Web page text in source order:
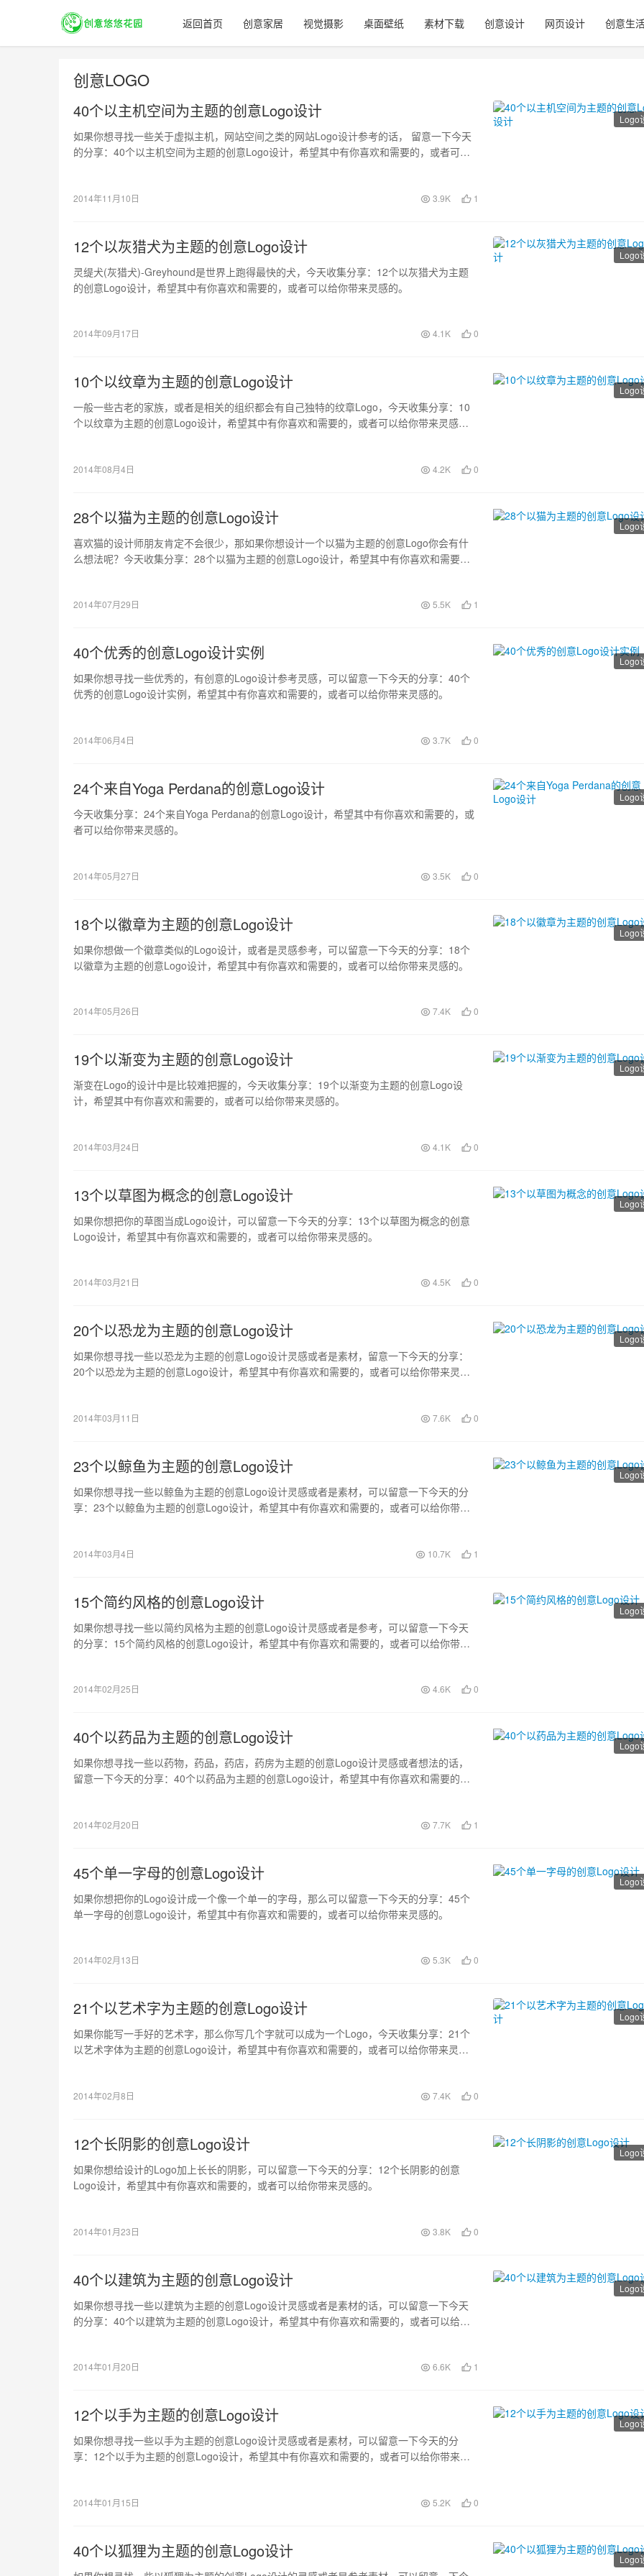
返回首页 创意家居 视觉摄影 桌面壁纸 素材下载 创意设计 网页设计 创意生
创意LOGO
Logo
40个以主机空间为主题的创意Logo设计
如果你想寻找一些关于虚拟主机，网站空间之类的网站Logo设计参考的话， 留意一下今天
的分享：40个以主机空间为主题的创意Logo设计，希望其中有你喜欢和需要的，或者可以
2014年11月10日 3.9K 1
Logo
12个以灰猎犬为主题的创意Logo设计
灵缇犬(灰猎犬)-Greyhound是世界上跑得最快的犬，今天收集分享：12个以灰猎犬为主题
的创意Logo设计，希望其中有你喜欢和需要的，或者可以给你带来灵感的。
2014年09月17日 4.1K 0
Logo
10个以纹章为主题的创意Logo设计
一般一些古老的家族，或者是相关的组织都会有自己独特的纹章Logo，今天收集分享：10
个以纹章为主题的创意Logo设计，希望其中有你喜欢和需要的，或者可以给你带来灵感
2014年08月4日 4.2K 0
Logo
28个以猫为主题的创意Logo设计
喜欢猫的设计师朋友肯定不会很少，那如果你想设计一个以猫为主题的创意Logo你会有什
么想法呢？今天收集分享：28个以猫为主题的创意Logo设计，希望其中有你喜欢和需要
2014年07月29日 5.5K 1
Logo
40个优秀的创意Logo设计实例
如果你想寻找一些优秀的，有创意的Logo设计参考灵感，可以留意一下今天的分享：40个
优秀的创意Logo设计实例，希望其中有你喜欢和需要的，或者可以给你带来灵感的。
2014年06月4日 3.7K 0
Logo
24个来自Yoga Perdana的创意Logo设计
今天收集分享：24个来自Yoga Perdana的创意Logo设计，希望其中有你喜欢和需要的，或
者可以给你带来灵感的。
2014年05月27日 3.5K 0
Logo
18个以徽章为主题的创意Logo设计
如果你想做一个徽章类似的Logo设计，或者是灵感参考，可以留意一下今天的分享：18个
以徽章为主题的创意Logo设计，希望其中有你喜欢和需要的，或者可以给你带来灵感的。
2014年05月26日 7.4K 0
Logo
19个以渐变为主题的创意Logo设计
渐变在Logo的设计中是比较难把握的，今天收集分享：19个以渐变为主题的创意Logo设
计，希望其中有你喜欢和需要的，或者可以给你带来灵感的。
2014年03月24日 4.1K 0
Logo
13个以草图为概念的创意Logo设计
如果你想把你的草图当成Logo设计，可以留意一下今天的分享：13个以草图为概念的创意
Logo设计，希望其中有你喜欢和需要的，或者可以给你带来灵感的。
2014年03月21日 4.5K 0
Logo
20个以恐龙为主题的创意Logo设计
如果你想寻找一些以恐龙为主题的创意Logo设计灵感或者是素材，留意一下今天的分享：
20个以恐龙为主题的创意Logo设计，希望其中有你喜欢和需要的，或者可以给你带来灵感
2014年03月11日 7.6K 0
Logo
23个以鲸鱼为主题的创意Logo设计
如果你想寻找一些以鲸鱼为主题的创意Logo设计灵感或者是素材，可以留意一下今天的分
享：23个以鲸鱼为主题的创意Logo设计，希望其中有你喜欢和需要的，或者可以给你带来
2014年03月4日 10.7K 1
Logo
15个简约风格的创意Logo设计
如果你想寻找一些以简约风格为主题的创意Logo设计灵感或者是参考，可以留意一下今天
的分享：15个简约风格的创意Logo设计，希望其中有你喜欢和需要的，或者可以给你带来
2014年02月25日 4.6K 0
Logo
40个以药品为主题的创意Logo设计
如果你想寻找一些以药物，药品，药店，药房为主题的创意Logo设计灵感或者想法的话，
留意一下今天的分享：40个以药品为主题的创意Logo设计，希望其中有你喜欢和需要的，
2014年02月20日 7.7K 1
Logo
45个单一字母的创意Logo设计
如果你想把你的Logo设计成一个像一个单一的字母，那么可以留意一下今天的分享：45个
单一字母的创意Logo设计，希望其中有你喜欢和需要的，或者可以给你带来灵感的。
2014年02月13日 5.3K 0
Logo
21个以艺术字为主题的创意Logo设计
如果你能写一手好的艺术字，那么你写几个字就可以成为一个Logo，今天收集分享：21个
以艺术字体为主题的创意Logo设计，希望其中有你喜欢和需要的，或者可以给你带来灵感
2014年02月8日 7.4K 0
Logo
12个长阴影的创意Logo设计
如果你想给设计的Logo加上长长的阴影，可以留意一下今天的分享：12个长阴影的创意
Logo设计，希望其中有你喜欢和需要的，或者可以给你带来灵感的。
2014年01月23日 3.8K 0
Logo
40个以建筑为主题的创意Logo设计
如果你想寻找一些以建筑为主题的创意Logo设计灵感或者是素材的话，可以留意一下今天
的分享：40个以建筑为主题的创意Logo设计，希望其中有你喜欢和需要的，或者可以给你
2014年01月20日 6.6K 1
Logo
12个以手为主题的创意Logo设计
如果你想寻找一些以手为主题的创意Logo设计灵感或者是素材，可以留意一下今天的分
享：12个以手为主题的创意Logo设计，希望其中有你喜欢和需要的，或者可以给你带来灵
2014年01月15日 5.2K 0
Logo
40个以狐狸为主题的创意Logo设计